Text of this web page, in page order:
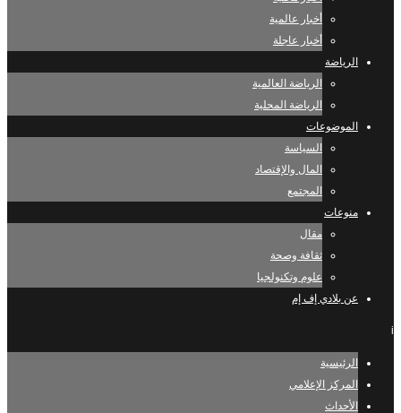
أخبار عالمية
أخبار عاجلة
الرياضة
الرياضة العالمية
الرياضة المحلية
الموضوعات
السياسة
المال والإقتصاد
المجتمع
منوعات
مقال
ثقافة وصحة
علوم وتكنولجيا
عن بلادي إف إم
i
الرئيسية
المركز الإعلامي
الأحداث